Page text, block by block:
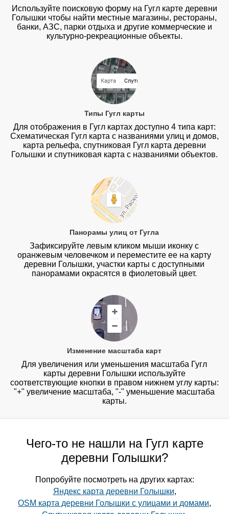
Используйте поисковую форму на Гугл карте деревни
Голышки чтобы найти местные магазины, рестораны,
банки, АЗС, парки отдыха и другие коммерческие и
культурно-рекреационные объекты.
Типы Гугл карты
Для отображения в Гугл картах доступно 4 типа карт:
Схематическая Гугл карта с названиями улиц и домов,
карта рельефа, спутниковая Гугл карта деревни
Голышки и спутниковая карта с названиями объектов.
Панорамы улиц от Гугла
Зафиксируйте левым кликом мыши иконку с
оранжевым человечком и переместите ее на карту
деревни Голышки, участки карты с доступными
панорамами окрасятся в фиолетовый цвет.
Изменение масштаба карт
Для увеличения или уменьшения масштаба Гугл
карты деревни Голышки используйте
соответствующие кнопки в правом нижнем углу карты:
"+" увеличение масштаба, "-" уменьшение масштаба
карты.
Чего-то не нашли на Гугл карте
деревни Голышки?
Попробуйте посмотреть на других картах:
Яндекс карта деревни Голышки,
OSM карта деревни Голышки с улицами и домами,